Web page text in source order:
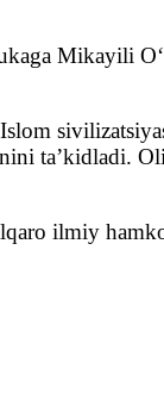
Mikayili
taʼkidladi.
ilmiy